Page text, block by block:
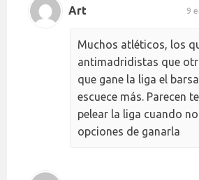
Art 9
Muchos atléticos, los
antimadridistas que
que gane la liga el
escuece más. Parecen
pelear la liga cuando
opciones de ganarla